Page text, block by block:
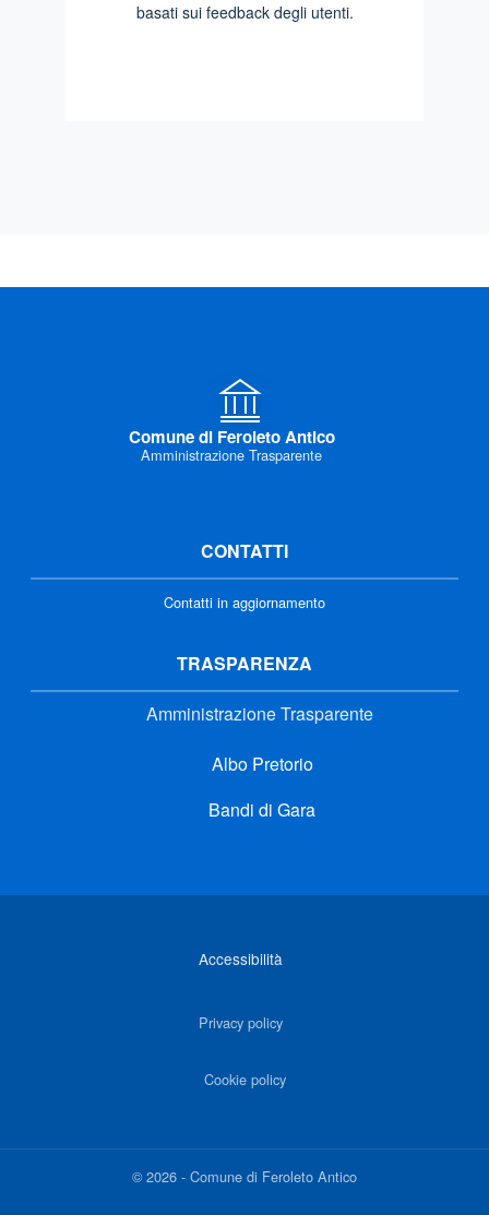
basati sui feedback degli utenti.
Comune di Feroleto Antico
Amministrazione Trasparente
CONTATTI
Contatti in aggiornamento
TRASPARENZA
Amministrazione Trasparente
Albo Pretorio
Bandi di Gara
Accessibilità
Privacy policy
Cookie policy
©2026 - Comune di Feroleto Antico